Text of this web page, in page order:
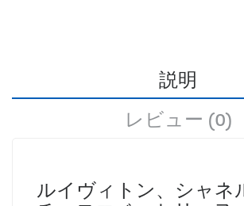
説明
レビュー (0)
ルイヴィトン、シャネ